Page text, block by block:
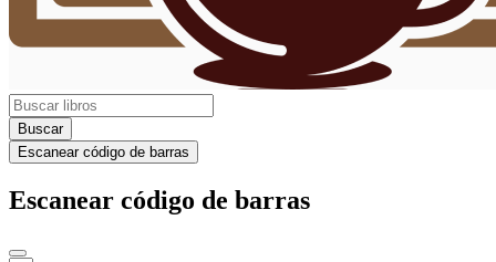
Buscar
Escanear código de barras
Escanear código de barras